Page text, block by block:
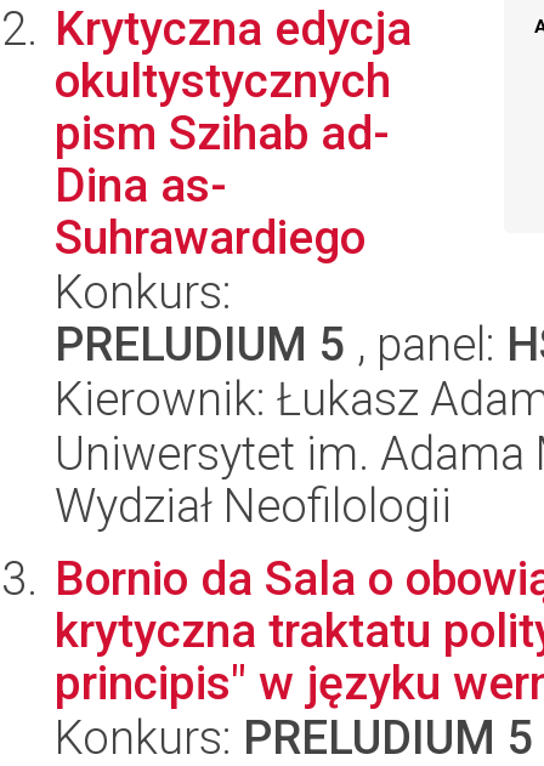
Krytyczna edycja
okultystycznych
pism Szihab ad-
Dina as-
Suhrawardiego
Konkurs:
PRELUDIUM 5 , panel:
Kierownik: Łukasz
Uniwersytet im.
Wydział Neofilologii
Bornio da Sala o
krytyczna traktatu
principis" w języku
Konkurs: PRELUDIUM 5